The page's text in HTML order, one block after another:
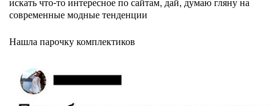
современные модные тенденции
Нашла парочку комплектиков